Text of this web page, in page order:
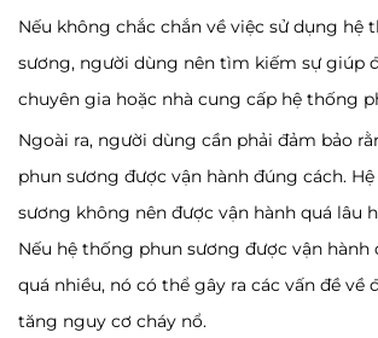
Nếu không chắc chắn về việc sử dụng hệ
sương, người dùng nên tìm kiếm sự giúp
chuyên gia hoặc nhà cung cấp hệ thống
Ngoài ra, người dùng cần phải đảm bảo
phun sương được vận hành đúng cách.
sương không nên được vận hành quá lâu
Nếu hệ thống phun sương được vận hành
quá nhiều, nó có thể gây ra các vấn đề về
tăng nguy cơ cháy nổ.